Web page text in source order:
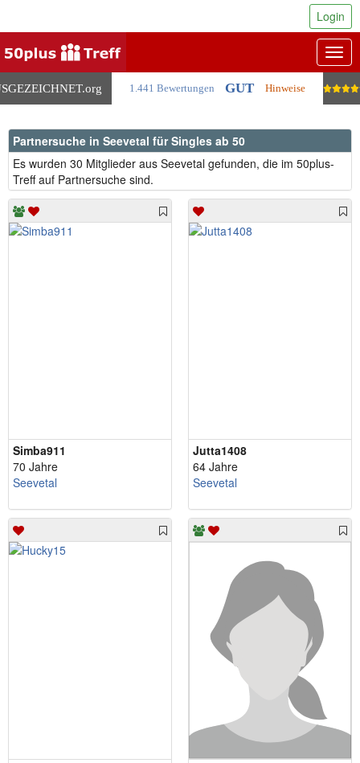
.org 1.441 Bewertungen GUT Hinweise
Login
Partnersuche in Seevetal für Singles ab 50
Es wurden 30 Mitglieder aus Seevetal gefunden, die im 50plus-
Treff auf Partnersuche sind.
Simba911
70 Jahre
Seevetal
Jutta1408
64 Jahre
Seevetal